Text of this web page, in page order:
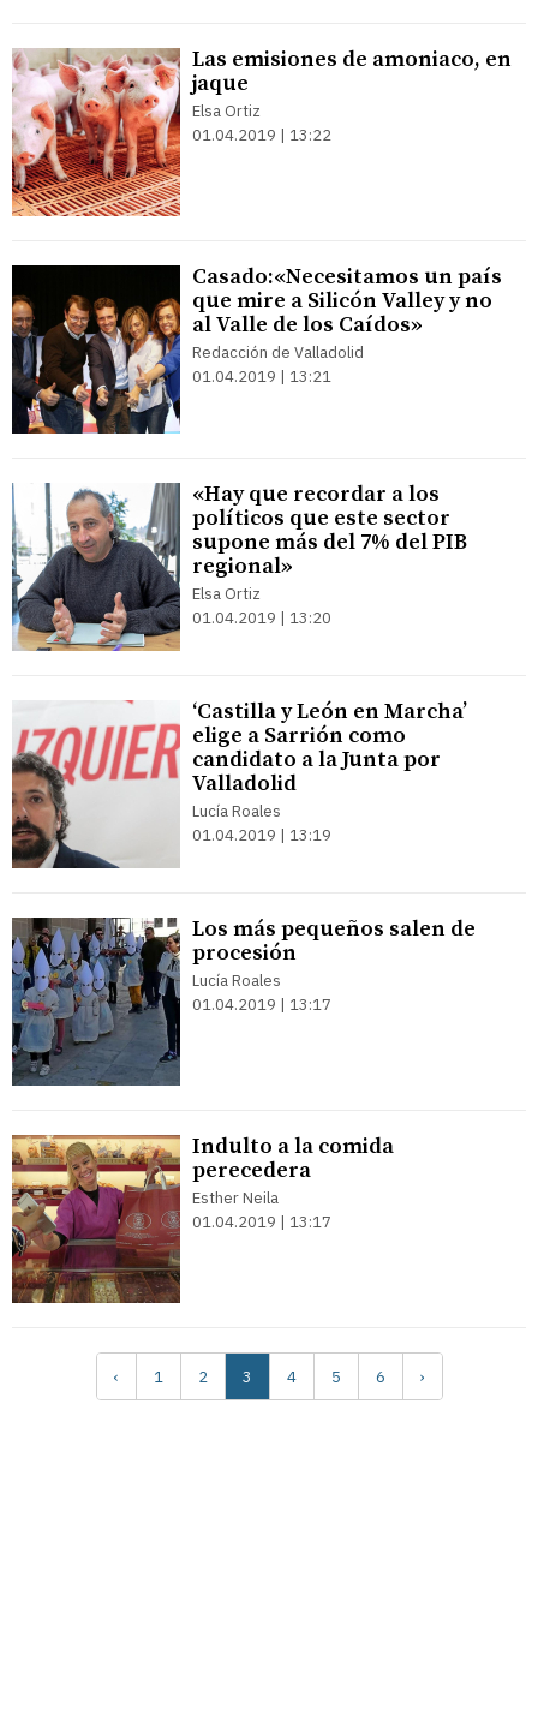
Las emisiones de amoniaco, en
jaque
Elsa Ortiz
01.04.2019 | 13:22
Casado:«Necesitamos un país
que mire a Silicón Valley y no
al Valle de los Caídos»
Redacción de Valladolid
01.04.2019 | 13:21
«Hay que recordar a los
políticos que este sector
supone más del 7% del PIB
regional»
Elsa Ortiz
01.04.2019 | 13:20
‘Castilla y León en Marcha’
elige a Sarrión como
candidato a la Junta por
Valladolid
Lucía Roales
01.04.2019 | 13:19
Los más pequeños salen de
procesión
Lucía Roales
01.04.2019 | 13:17
Indulto a la comida
perecedera
Esther Neila
01.04.2019 | 13:17
‹ 1 2 3 4 5 6 ›